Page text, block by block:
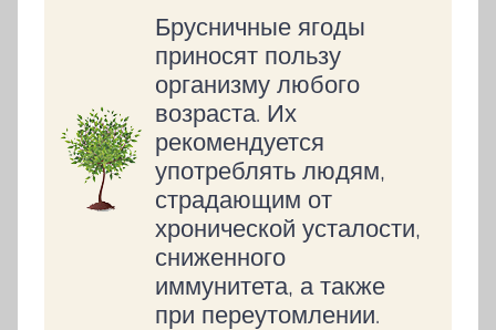
Брусничные ягоды
приносят пользу
организму любого
возраста. Их
рекомендуется
употреблять людям,
страдающим от
хронической усталости,
сниженного
иммунитета, а также
при переутомлении.